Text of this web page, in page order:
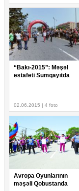
“Bakı-2015”: Məşəl
estafeti Sumqayıtda
02.06.2015 | 4 foto
Avropa Oyunlarının
məşəli Qobustanda